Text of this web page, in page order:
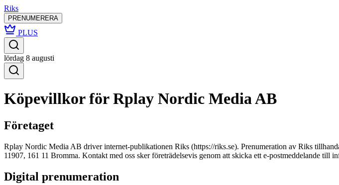
Riks
PRENUMERERA
PLUS
lördag 8 augusti
Köpevillkor för Rplay Nordic Media AB
Företaget
Rplay Nordic Media AB driver internet-publikationen Riks (https://riks.se). Prenumeration av Riks
11907, 161 11 Bromma. Kontakt med oss sker företrädelsevis genom att skicka ett e-postmeddelande till
Digital prenumeration